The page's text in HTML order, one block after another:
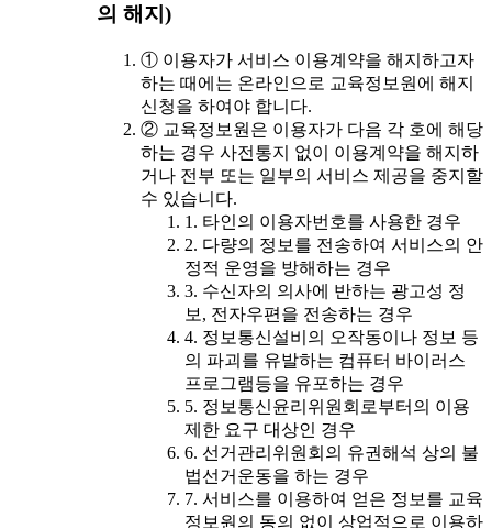
의 해지)
① 이용자가 서비스 이용계약을 해지하고자
하는 때에는 온라인으로 교육정보원에 해지
신청을 하여야 합니다.
② 교육정보원은 이용자가 다음 각 호에 해당
하는 경우 사전통지 없이 이용계약을 해지하
거나 전부 또는 일부의 서비스 제공을 중지할
수 있습니다.
1. 타인의 이용자번호를 사용한 경우
2. 다량의 정보를 전송하여 서비스의 안
정적 운영을 방해하는 경우
3. 수신자의 의사에 반하는 광고성 정
보, 전자우편을 전송하는 경우
4. 정보통신설비의 오작동이나 정보 등
의 파괴를 유발하는 컴퓨터 바이러스
프로그램등을 유포하는 경우
5. 정보통신윤리위원회로부터의 이용
제한 요구 대상인 경우
6. 선거관리위원회의 유권해석 상의 불
법선거운동을 하는 경우
7. 서비스를 이용하여 얻은 정보를 교육
정보원의 동의 없이 상업적으로 이용하